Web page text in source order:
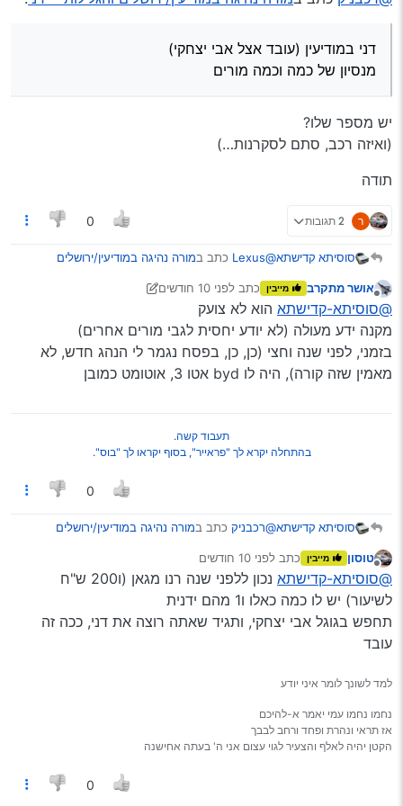
דני במודיעין (עובד אצל אבי יצחקי)
מנסיון של כמה וכמה מורים
יש מספר שלו?
(ואיזה רכב, סתם לסקרנות…)
תודה
ר 2 תגובות 0
סוסיתא קדישתא@Lexus כתב במורה נהיגה במודיעין/ירושלים
אבל לא יודע אם הוא עונה לשורה הזו
הוא לא צועק
או לא מקנה ידע?
ואיזה רכב, אם מותר לשאול…
אושר מתקרב מייבין כתב לפני 10 חודשים
נערך לאחרונה על ידי אושר מתקרב
@סוסיתא-קדישתא הוא לא צועק
מקנה ידע מעולה (לא יודע יחסית לגבי מורים אחרים)
בזמני, לפני שנה וחצי (כן, כן, בפסח נגמר לי הנהג חדש, לא
מאמין שזה קורה), היה לו byd אטו 3, אוטומט כמובן
תעבוד קשה.
בהתחלה יקרא לך "פראייר", בסוף יקראו לך "בוס".
0
סוסיתא קדישתא@רכבניק כתב במורה נהיגה במודיעין/ירושלים
דני במודיעין (עובד אצל אבי יצחקי)
מנסיון של כמה וכמה מורים
יש מספר שלו?
(ואיזה רכב, סתם לסקרנות…)
טוסון מייבין כתב לפני 10 חודשים
נערך לאחרונה על ידי
@סוסיתא-קדישתא
נכון ללפני שנה רנו מגאן (ו200 ש"ח
לשיעור) יש לו כמה כאלו ו1 מהם ידנית
תחפש בגוגל אבי יצחקי, ותגיד שאתה רוצה את דני, ככה זה
עובד
למד לשונך לומר איני יודע
נחמו נחמו עמי יאמר א-להיכם
אז תראי ונהרת ופחד ורחב לבבך
הקטן יהיה לאלף והצעיר לגוי עצום אני ה' בעתה אחישנה
0